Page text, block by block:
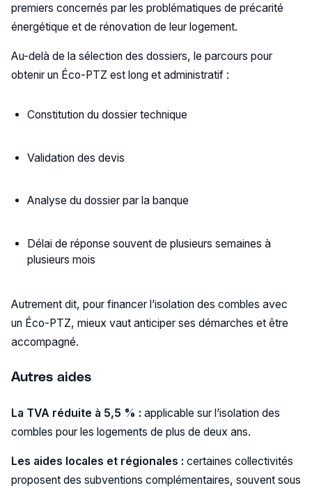
premiers concernés par les problématiques de précarité
énergétique et de rénovation de leur logement.
Au-delà de la sélection des dossiers, le parcours pour
obtenir un Éco-PTZ est long et administratif :
Constitution du dossier technique
Validation des devis
Analyse du dossier par la banque
Délai de réponse souvent de plusieurs semaines à
plusieurs mois
Autrement dit, pour financer l’isolation des combles avec
un Éco-PTZ, mieux vaut anticiper ses démarches et être
accompagné.
Autres aides
La TVA réduite à 5,5 % : applicable sur l’isolation des
combles pour les logements de plus de deux ans.
Les aides locales et régionales : certaines collectivités
proposent des subventions complémentaires, souvent sous